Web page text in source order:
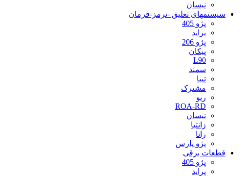
نیسان
سیستمهای تعلیق -ترمز-فرمان
پژو 405
پراید
پژو 206
پیکان
L90
سمند
تیبا
مشترک
ریو
ROA-RD
نیسان
زانتیا
رانا
پژو پارس
قطعات برقی
پژو 405
پراید